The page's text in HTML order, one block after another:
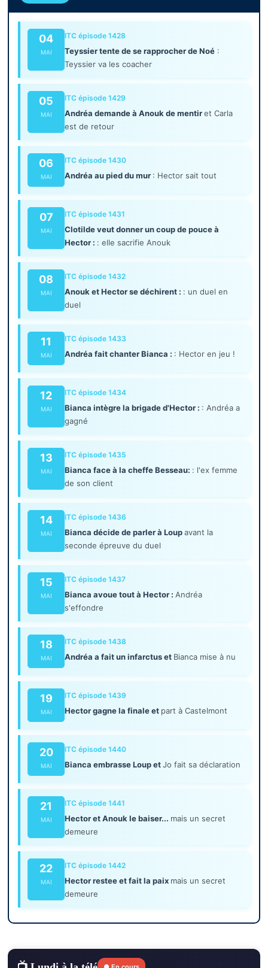
04
MAI
ITC épisode 1428
Teyssier tente de se rapprocher de Noé :
Teyssier va les coacher
05
MAI
ITC épisode 1429
Andréa demande à Anouk de mentiret Carla
est de retour
06
MAI
ITC épisode 1430
Andréa au pied du mur : Hector sait tout
07
MAI
ITC épisode 1431
Clotilde veut donner un coup de pouce à
Hector : : elle sacrifie Anouk
08
MAI
ITC épisode 1432
Anouk et Hector se déchirent : : un duel en
duel
11
MAI
ITC épisode 1433
Andréa fait chanter Bianca : : Hector en jeu !
12
MAI
ITC épisode 1434
Bianca intègre la brigade d'Hector : : Andréa a
gagné
13
MAI
ITC épisode 1435
Bianca face à la cheffe Besseau: : l'ex femme
de son client
14
MAI
ITC épisode 1436
Bianca décide de parler à Loupavant la
seconde épreuve du duel
15
MAI
ITC épisode 1437
Bianca avoue tout à Hector :Andréa
s'effondre
18
MAI
ITC épisode 1438
Andréa a fait un infarctus et Bianca mise à nu
19
MAI
ITC épisode 1439
Hector gagne la finale et part à Castelmont
20
MAI
ITC épisode 1440
Bianca embrasse Loup etJo fait sa déclaration
21
MAI
ITC épisode 1441
Hector et Anouk le baiser... mais un secret
demeure
22
MAI
ITC épisode 1442
Hector restee et fait la paix mais un secret
demeure